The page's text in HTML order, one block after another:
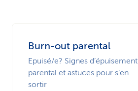
Burn-out parental
Epuisé/e? Signes d’épuisement
parental et astuces pour s’en
sortir